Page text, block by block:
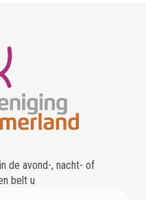
de avond-, nacht- of
belt u